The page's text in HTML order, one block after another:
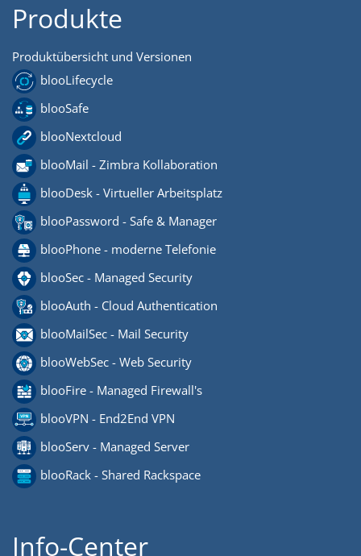
Produkte
Produktübersicht und Versionen
blooLifecycle
blooSafe
blooNextcloud
blooMail - Zimbra Kollaboration
blooDesk - Virtueller Arbeitsplatz
blooPassword - Safe & Manager
blooPhone - moderne Telefonie
blooSec - Managed Security
blooAuth - Cloud Authentication
blooMailSec - Mail Security
blooWebSec - Web Security
blooFire - Managed Firewall's
blooVPN - End2End VPN
blooServ - Managed Server
blooRack - Shared Rackspace
Info-Center